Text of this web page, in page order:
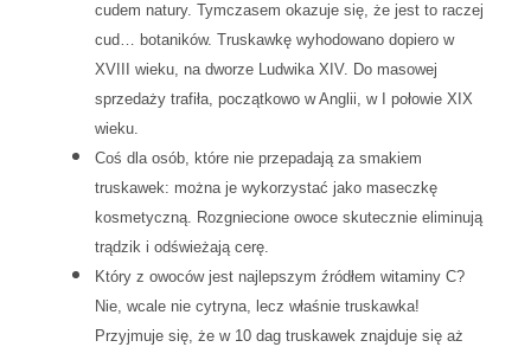
cudem natury. Tymczasem okazuje się, że jest to raczej
cud… botaników. Truskawkę wyhodowano dopiero w
XVIII wieku, na dworze Ludwika XIV. Do masowej
sprzedaży trafiła, początkowo w Anglii, w I połowie XIX
wieku.
Coś dla osób, które nie przepadają za smakiem
truskawek: można je wykorzystać jako maseczkę
kosmetyczną. Rozgniecione owoce skutecznie eliminują
trądzik i odświeżają cerę.
Który z owoców jest najlepszym źródłem witaminy C?
Nie, wcale nie cytryna, lecz właśnie truskawka!
Przyjmuje się, że w 10 dag truskawek znajduje się aż